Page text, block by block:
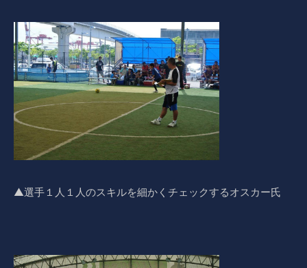
▲選手１人１人のスキルを細かくチェックするオスカー氏